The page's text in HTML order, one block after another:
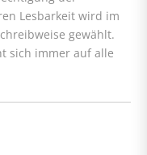
Lesbarkeit wird im
gewählt.
sich immer auf alle